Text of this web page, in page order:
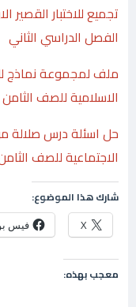
تجميع للاختبار القصير
الفصل الدراسي الثاني
ملف لمجموعة نماذج
الاسلامية للصف
حل اسئلة درس صلالة
الاجتماعية للصف
شارك هذا الموضوع:
X فيس
معجب بهذه: